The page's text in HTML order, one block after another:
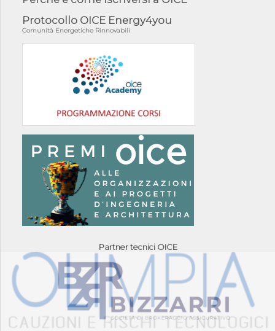
Protocollo OICE Energy4you
Comunità Energetiche Rinnovabili
Partner tecnici OICE